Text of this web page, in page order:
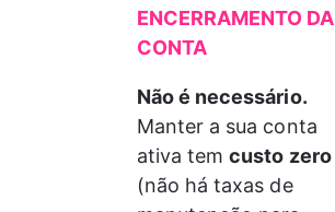
ENCERRAMENTO DA
CONTA
Não é necessário.
Manter a sua conta
ativa tem custo zero
(não há taxas de